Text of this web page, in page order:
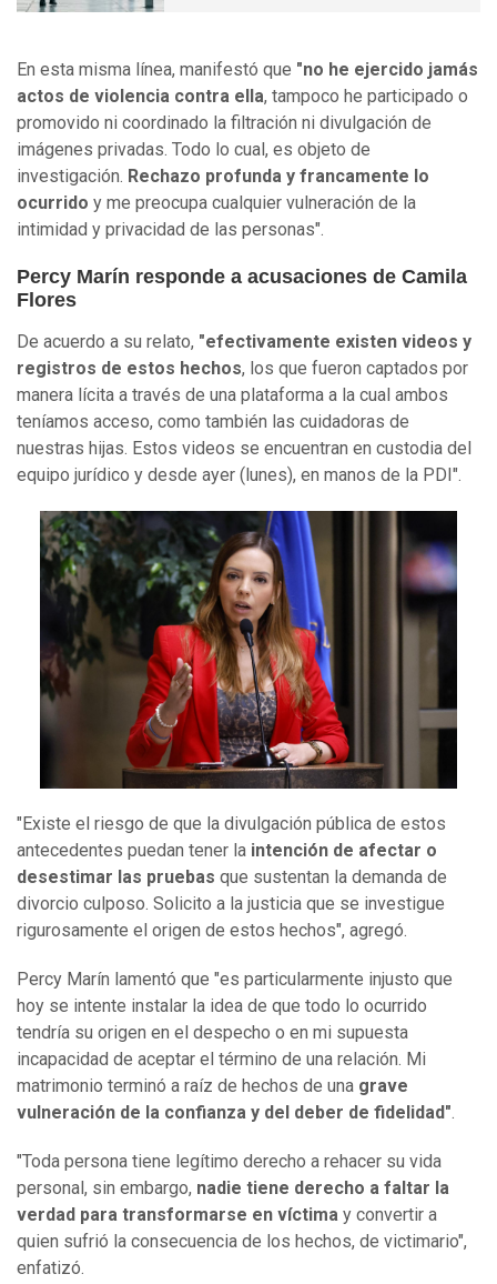
En esta misma línea, manifestó que "no he ejercido jamás
actos de violencia contra ella, tampoco he participado o
promovido ni coordinado la filtración ni divulgación de
imágenes privadas. Todo lo cual, es objeto de
investigación. Rechazo profunda y francamente lo
ocurrido y me preocupa cualquier vulneración de la
intimidad y privacidad de las personas".
Percy Marín responde a acusaciones de Camila
Flores
De acuerdo a su relato, "efectivamente existen videos y
registros de estos hechos, los que fueron captados por
manera lícita a través de una plataforma a la cual ambos
teníamos acceso, como también las cuidadoras de
nuestras hijas. Estos videos se encuentran en custodia del
equipo jurídico y desde ayer (lunes), en manos de la PDI".
"Existe el riesgo de que la divulgación pública de estos
antecedentes puedan tener la intención de afectar o
desestimar las pruebas que sustentan la demanda de
divorcio culposo. Solicito a la justicia que se investigue
rigurosamente el origen de estos hechos", agregó.
Percy Marín lamentó que "es particularmente injusto que
hoy se intente instalar la idea de que todo lo ocurrido
tendría su origen en el despecho o en mi supuesta
incapacidad de aceptar el término de una relación. Mi
matrimonio terminó a raíz de hechos de una grave
vulneración de la confianza y del deber de fidelidad".
"Toda persona tiene legítimo derecho a rehacer su vida
personal, sin embargo, nadie tiene derecho a faltar la
verdad para transformarse en víctima y convertir a
quien sufrió la consecuencia de los hechos, de victimario",
enfatizó.